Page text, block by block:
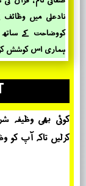
نادعلی میں وظائف
کووضاحت کے ساتھ
ہماری اس کوشش کو
کوئی بھی وظیفہ
کرلیں تاکہ آپ کو وظیفہ کی 100فیصد روحانی